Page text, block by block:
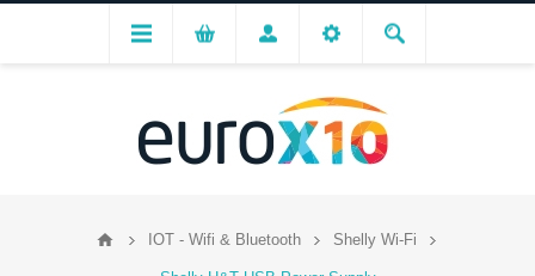
IOT - Wifi & Bluetooth Shelly Wi-Fi